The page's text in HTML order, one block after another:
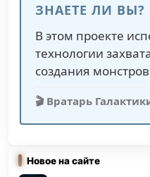
ЗНАЕТЕ ЛИ ВЫ?
В этом проекте
технологии
создания
🎬 Вратарь
Новое на сайте